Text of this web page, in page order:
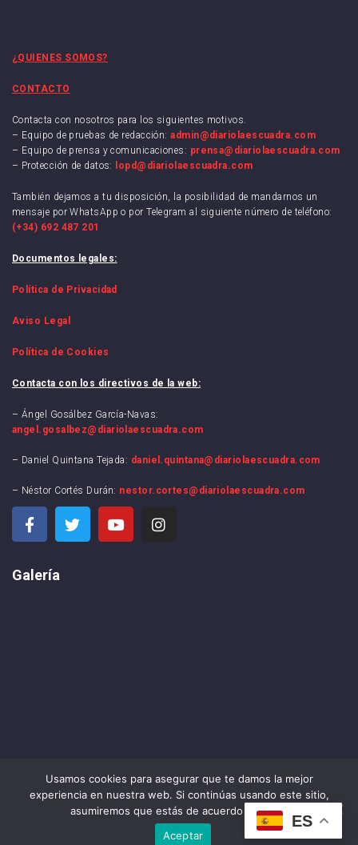
¿QUIENES SOMOS?
CONTACTO
Contacta con nosotros para los siguientes motivos.
– Equipo de pruebas de redacción:admin@diariolaescuadra.com
– Equipo de prensa y comunicaciones: prensa@diariolaescuadra.com
– Protección de datos:
lopd@diariolaescuadra.com
También dejamos a tu disposición, la posibilidad de mandarnos un
mensaje por WhatsApp o por Telegram al siguiente número de teléfono:
(+34) 692 487 201
Documentos legales:
Política de Privacidad
Aviso Legal
Política de Cookies
Contacta con los directivos de la web:
– Ángel Gosálbez García-Navas:
angel.gosalbez@diariolaescuadra.com
– Daniel Quintana Tejada: daniel.quintana@diariolaescuadra.com
– Néstor Cortés Durán: nestor.cortes@diariolaescuadra.com
Galería
DIARIO LA ESCUADRA ©2024 . All rights reserved
ES
Usamos cookies para asegurar que te damos la mejor
experiencia en nuestra web. Si continúas usando este sitio,
asumiremos que estás de acuerdo con ello.
Aceptar